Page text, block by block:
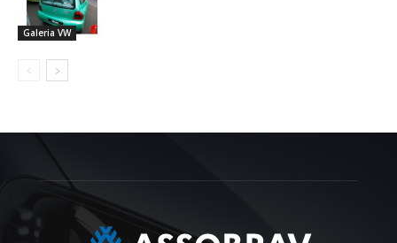
Galeria VW